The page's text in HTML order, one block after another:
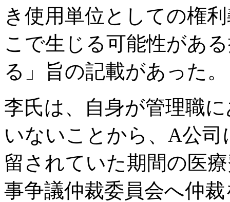
き使用単位としての権
こで生じる可能性があ
る」旨の記載があった。
李氏は、自身が管理職
いないことから、A公
留されていた期間の医
事争議仲裁委員会へ仲